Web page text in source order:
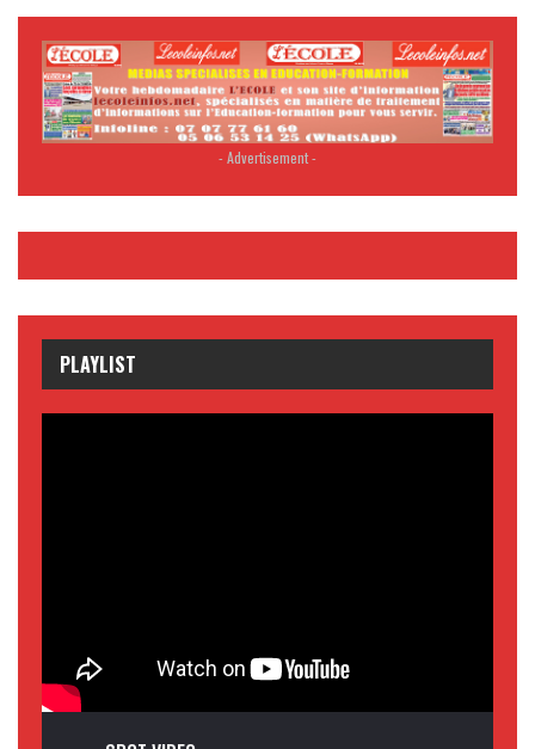
- Advertisement -
PLAYLIST